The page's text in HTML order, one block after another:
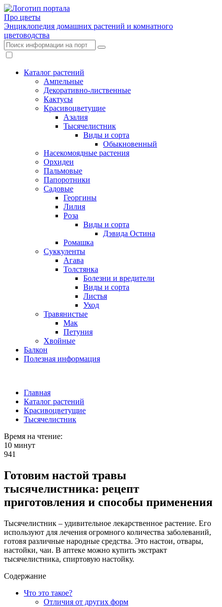
Про цветы
Энциклопедия домашних растений и комнатного
цветоводства
Каталог растений
Ампельные
Декоративно-лиственные
Кактусы
Красивоцветущие
Азалия
Тысячелистник
Виды и сорта
Обыкновенный
Насекомоядные растения
Орхидеи
Пальмовые
Папоротники
Садовые
Георгины
Лилия
Роза
Виды и сорта
Дэвида Остина
Ромашка
Суккуленты
Агава
Толстянка
Болезни и вредители
Виды и сорта
Листья
Уход
Травянистые
Мак
Петуния
Хвойные
Балкон
Полезная информация
Главная
Каталог растений
Красивоцветущие
Тысячелистник
Время на чтение:
10 минут
941
Готовим настой травы
тысячелистника: рецепт
приготовления и способы применения
Тысячелистник – удивительное лекарственное растение. Его
используют для лечения огромного количества заболеваний,
готовя различные народные средства. Это настои, отвары,
настойки, чаи. В аптеке можно купить экстракт
тысячелистника, спиртовую настойку.
Содержание
Что это такое?
Отличия от других форм